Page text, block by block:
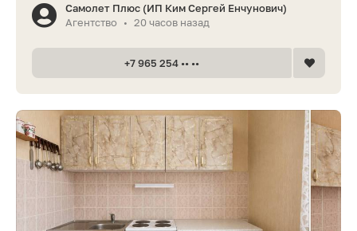
Самолет Плюс (ИП Ким Сергей Енчунович)
Агентство
• 20 часов назад
+7 965 254 •• ••